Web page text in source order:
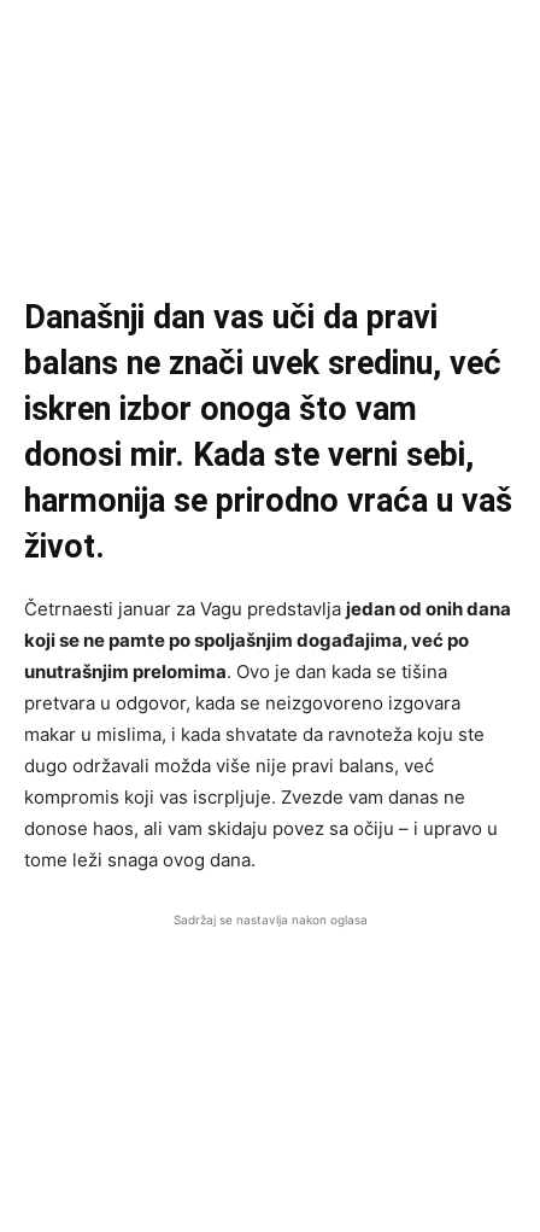
Današnji dan vas uči da pravi
balans ne znači uvek sredinu, već
iskren izbor onoga što vam
donosi mir. Kada ste verni sebi,
harmonija se prirodno vraća u vaš
život.
Četrnaesti januar za Vagu predstavlja jedan od onih dana
koji se ne pamte po spoljašnjim događajima, već po
unutrašnjim prelomima. Ovo je dan kada se tišina
pretvara u odgovor, kada se neizgovoreno izgovara
makar u mislima, i kada shvatate da ravnoteža koju ste
dugo održavali možda više nije pravi balans, već
kompromis koji vas iscrpljuje. Zvezde vam danas ne
donose haos, ali vam skidaju povez sa očiju – i upravo u
tome leži snaga ovog dana.
Sadržaj se nastavlja nakon oglasa